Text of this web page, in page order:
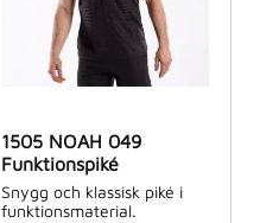
1505 NOAH 049
Funktionspiké
Snygg och klassisk piké i
funktionsmaterial.